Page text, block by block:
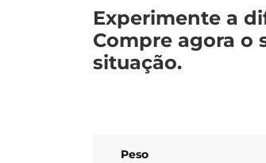
Experimente a
Compre agora o
situação.
Peso